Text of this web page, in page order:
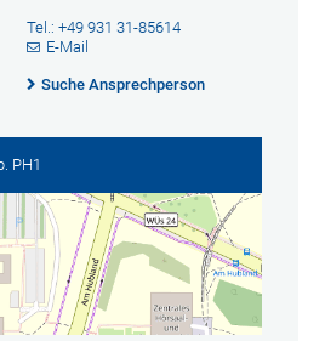
Tel.: +49 931 31-85614
E-Mail
Suche Ansprechperson
PH1